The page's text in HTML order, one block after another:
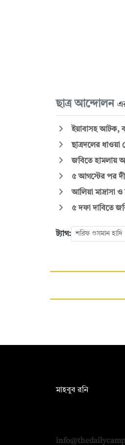
ছাত্র আন্দোলন
ইয়াবাসহ আটক,
ছাত্রদলের ধাওয়া
জবিতে হামলায়
৫ আগস্টের পর
আলিয়া মাদ্রাসা
৫ দফা দাবিতে
ট্যাগ: শরিফ ওসমান হাদি
মাহবুব রনি